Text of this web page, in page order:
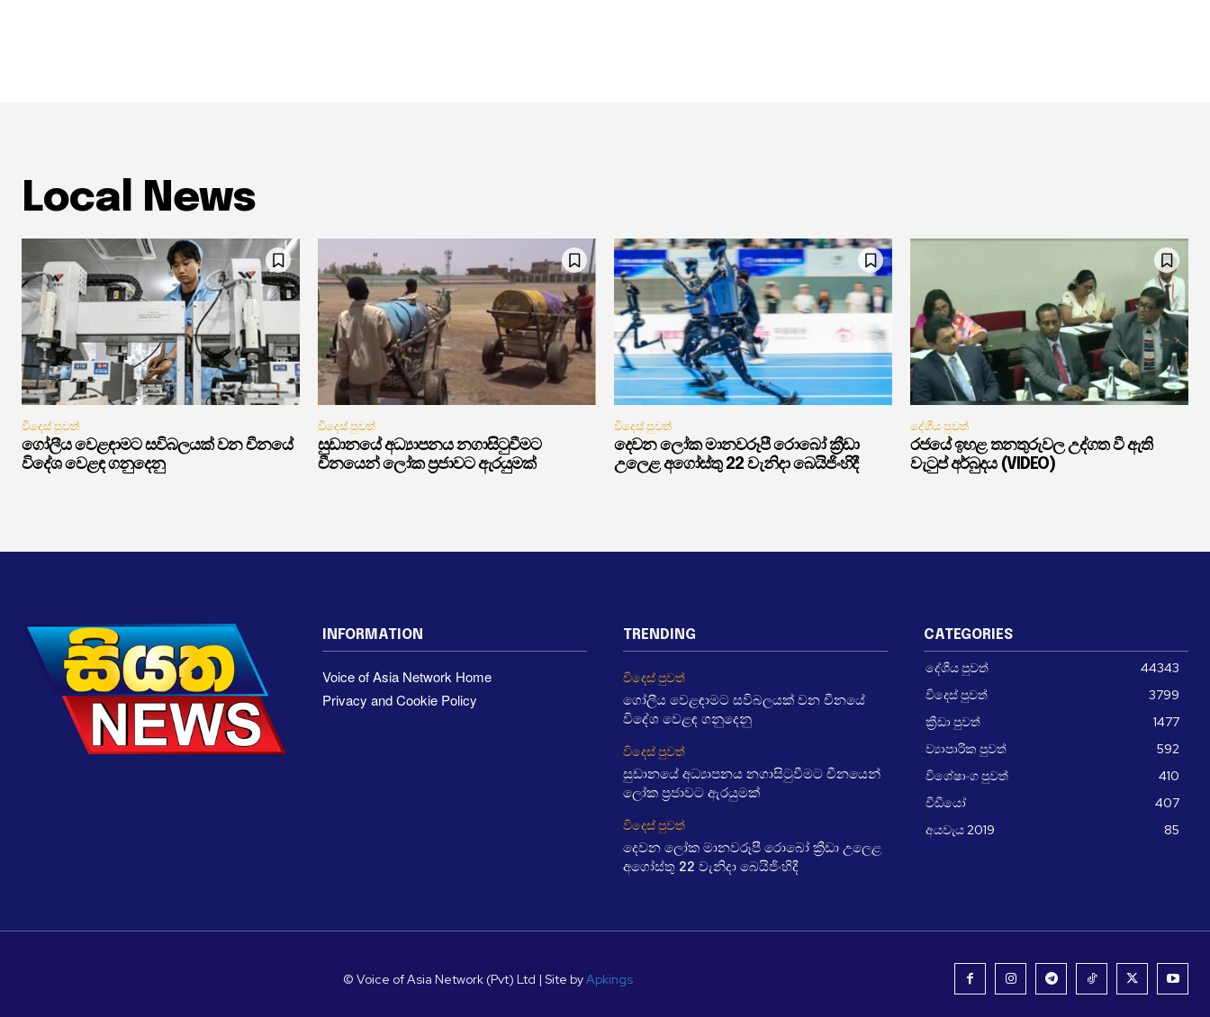
Local News
විදෙස් පුවත්
ගෝලීය වෙළඳාමට සවිබලයක් වන චීනයේ
විදේශ වෙළඳ ගනුදෙනු
විදෙස් පුවත්
සුඩානයේ අධ්‍යාපනය නගාසිටුවීමට
චීනයෙන් ලෝක ප්‍රජාවට ඇරයුමක්
විදෙස් පුවත්
දෙවන ලෝක මානවරූපී රොබෝ ක්‍රීඩා
උලෙළ අගෝස්තු 22 වැනිදා බෙයිජිංහිදී
දේශීය පුවත්
රජයේ ඉහළ තනතුරුවල උද්ගත වී ඇති
වැටුප් අර්බුදය (VIDEO)
INFORMATION
Voice of Asia Network Home
Privacy and Cookie Policy
TRENDING
විදෙස් පුවත්
ගෝලීය වෙළඳාමට සවිබලයක් වන චීනයේ
විදේශ වෙළඳ ගනුදෙනු
විදෙස් පුවත්
සුඩානයේ අධ්‍යාපනය නගාසිටුවීමට චීනයෙන්
ලෝක ප්‍රජාවට ඇරයුමක්
විදෙස් පුවත්
දෙවන ලෝක මානවරූපී රොබෝ ක්‍රීඩා උලෙළ
අගෝස්තු 22 වැනිදා බෙයිජිංහිදී
CATEGORIES
දේශීය පුවත්
44343
විදෙස් පුවත්
3799
ක්‍රීඩා පුවත්
1477
ව්‍යාපාරික පුවත්
592
විශේෂාංග පුවත්
410
වීඩීයෝ
407
අයවැය 2019
85
© Voice of Asia Network (Pvt) Ltd | Site byApkings